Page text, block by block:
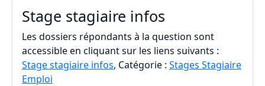
Stage stagiaire infos
Les dossiers répondants à la question sont
accessible en cliquant sur les liens suivants :
Stage stagiaire infos, Catégorie : Stages Stagiaire
Emploi